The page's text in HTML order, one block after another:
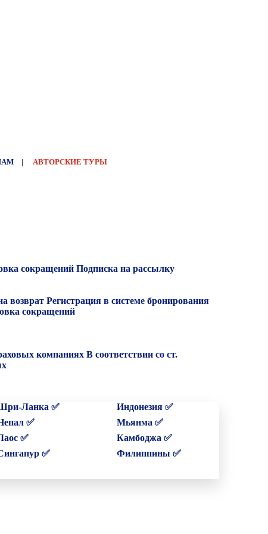
| АВТОРСКИЕ ТУРЫ
сокращений Подписка на рассылку
возврат Регистрация в системе бронирования
сокращений
компаниях В соответствии со ст.
Ланка ✅
Индонезия ✅
✅
Мьянма ✅
✅
Камбоджа ✅
✅
Филиппины ✅